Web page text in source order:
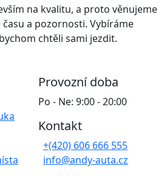
na kvalitu, a proto věnujeme
a pozornosti. Vybíráme
chtěli sami jezdit.
Provozní doba
Po - Ne: 9:00 - 20:00
Kontakt
+(420) 606 666 555
info@andy-auta.cz